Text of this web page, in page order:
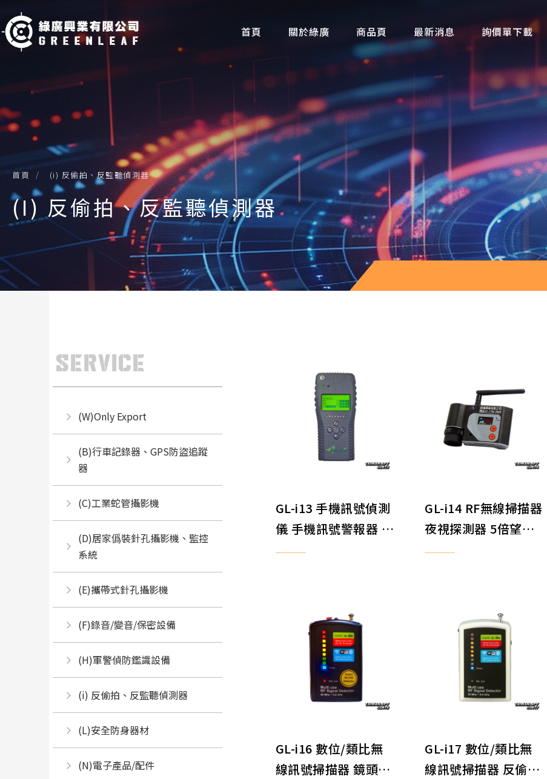
首頁 關於綠廣 商品頁
(W)Only Export
(B)行車記錄器、GPS防盜追蹤器
(C)工業蛇管攝影機
(D)居家僞裝針孔攝影機、監控系統
(E)攜帶式針孔攝影機
(F)錄音/變音/保密設備
(H)軍警偵防鑑識設備
(i) 反偷拍、反監聽偵測器
(L)安全防身器材
(N)電子產品/配件
最新消息
最新消息
新聞報導
詢價單下載
首頁 (i) 反偷拍、反監聽偵測器
(I) 反偷拍、反監聽偵測器
SERVICE
(W)Only Export
(B)行車記錄器、GPS防盜追蹤
器
(C)工業蛇管攝影機
(D)居家僞裝針孔攝影機、監控
系統
(E)攜帶式針孔攝影機
(F)錄音/變音/保密設備
(H)軍警偵防鑑識設備
(i) 反偷拍、反監聽偵測器
(L)安全防身器材
(N)電子產品/配件
GL-i13 手機訊號偵測
儀 手機訊號警報器 手
機待機訊號偵測儀 監
子舞弊偵測器
GL-i14 RF無線掃描器
夜視探測器 5倍望遠
鏡頭發現器 反針孔 反
GL-i16 數位/類比無
線訊號掃描器 鏡頭探
GL-i17 數位/類比無
線訊號掃描器 反偷拍